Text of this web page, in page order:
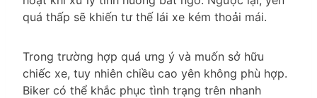
quá thấp sẽ khiến tư thế lái xe kém thoải mái.
Trong trường hợp quá ưng ý và muốn sở hữu
chiếc xe, tuy nhiên chiều cao yên không phù hợp.
Biker có thể khắc phục tình trạng trên nhanh